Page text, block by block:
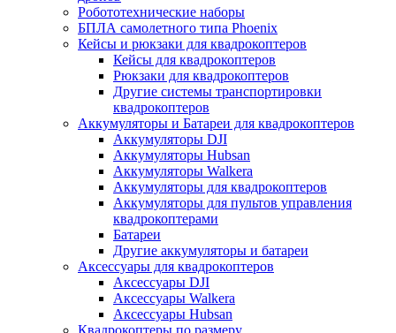
Робототехнические наборы
БПЛА самолетного типа Phoenix
Кейсы и рюкзаки для квадрокоптеров
Кейсы для квадрокоптеров
Рюкзаки для квадрокоптеров
Другие системы транспортировки
квадрокоптеров
Аккумуляторы и Батареи для квадрокоптеров
Аккумуляторы DJI
Аккумуляторы Hubsan
Аккумуляторы Walkera
Аккумуляторы для квадрокоптеров
Аккумуляторы для пультов управления
квадрокоптерами
Батареи
Другие аккумуляторы и батареи
Аксессуары для квадрокоптеров
Аксессуары DJI
Аксессуары Walkera
Аксессуары Hubsan
Квадрокоптеры по размеру